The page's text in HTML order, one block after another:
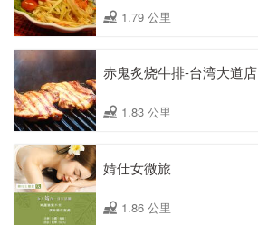
1.79 公里
赤鬼炙烧牛排-台湾大道店
1.83 公里
婧仕女微旅
1.86 公里